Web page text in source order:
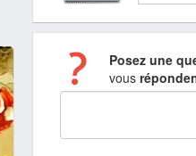
Posez une
vous